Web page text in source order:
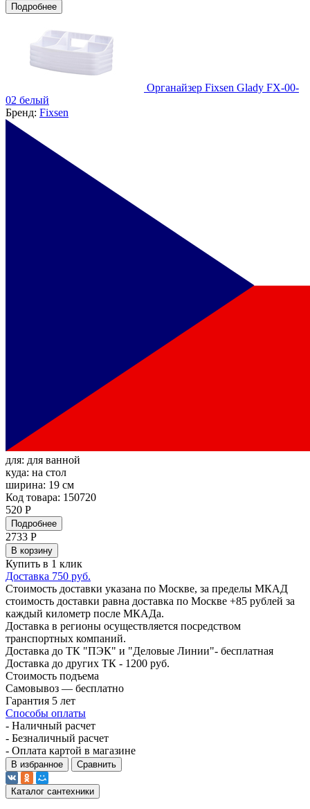
Подробнее
Органайзер Fixsen Glady FX-00-
02 белый
Бренд: Fixsen
для: для ванной
куда: на стол
ширина: 19 см
Код товара: 150720
520 Р
Подробнее
2733 Р
В корзину
Купить в 1 клик
Доставка 750 руб.
Стоимость доставки указана по Москве, за пределы МКАД
стоимость доставки равна доставка по Москве +85 рублей за
каждый километр после МКАДа.
Доставка в регионы осуществляется посредством
транспортных компаний.
Доставка до ТК "ПЭК" и "Деловые Линии"- бесплатная
Доставка до других ТК - 1200 руб.
Стоимость подъема
Самовывоз — бесплатно
Гарантия 5 лет
Способы оплаты
- Наличный расчет
- Безналичный расчет
- Оплата картой в магазине
В избранное Сравнить
Каталог сантехники